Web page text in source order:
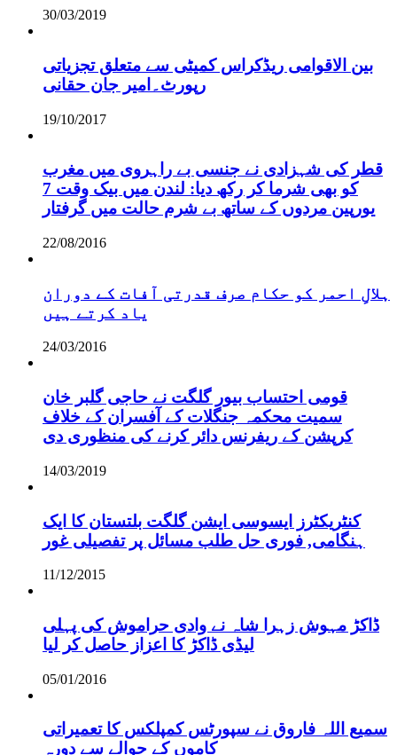
30/03/2019
بین الاقوامی ریڈکراس کمیٹی سے متعلق تجزیاتی
رپورٹ۔امیر جان حقانی
19/10/2017
قطر کی شہزادی نے جنسی بے راہروی میں مغرب
کو بھی شرما کر رکھ دیا: لندن میں بیک وقت 7
یورپین مردوں کے ساتھ بے شرم حالت میں گرفتار
22/08/2016
ہلالِ احمر کو حکام صرف قدرتی آفات کے دوران
یاد کرتے ہیں
24/03/2016
قومی احتساب بیور گلگت نے حاجی گلبر خان
سمیت محکمہ جنگلات کے آفسران کے خلاف
کرپشن کے ریفرنس دائر کرنے کی منظوری دی
14/03/2019
کنٹریکٹرز ایسوسی ایشن گلگت بلتستان کا ایک
ہنگامی, فوری حل طلب مسائل پر تفصیلی غور
11/12/2015
ڈاکڑ مہوش زہرا شاہ نے وادی حراموش کی پہلی
لیڈی ڈاکڑ کا اعزاز حاصل کر لیا
05/01/2016
سمیع اللہ فاروق نے سپورٹس کمپلکس کا تعمیراتی
کاموں کے حوالے سے دورہ